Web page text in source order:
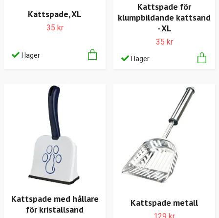
Kattspade, XL
35 kr
I lager
Kattspade för
klumpbildande kattsand
- XL
35 kr
I lager
Kattspade med hållare
för kristallsand
Kattspade metall
129 kr